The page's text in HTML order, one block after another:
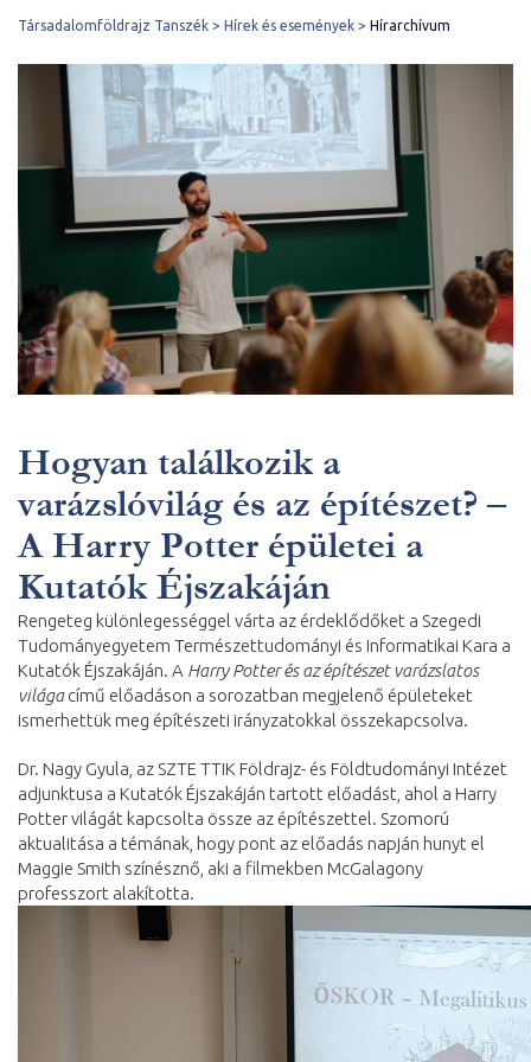
Társadalomföldrajz Tanszék Hírek és események Hírarchívum
Hogyan találkozik a
varázslóvilág és az építészet? –
A Harry Potter épületei a
Kutatók Éjszakáján
Rengeteg különlegességgel várta az érdeklődőket a Szegedi
Tudományegyetem Természettudományi és Informatikai Kara a
Kutatók Éjszakáján. A Harry Potter és az építészet varázslatos
világacímű előadáson a sorozatban megjelenő épületeket
ismerhettük meg építészeti irányzatokkal összekapcsolva.
Dr. Nagy Gyula, az SZTE TTIK Földrajz- és Földtudományi Intézet
adjunktusa a Kutatók Éjszakáján tartott előadást, ahol a Harry
Potter világát kapcsolta össze az építészettel. Szomorú
aktualitása a témának, hogy pont az előadás napján hunyt el
Maggie Smith színésznő, aki a filmekben McGalagony
professzort alakította.